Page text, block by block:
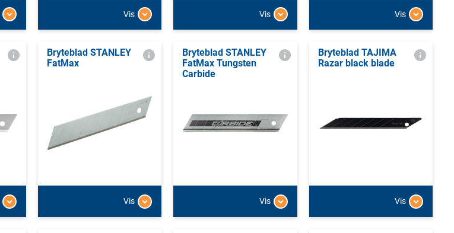
Vis Vis Vis
Bryteblad STANLEY
FatMax
Vis
Bryteblad STANLEY
FatMax Tungsten
Carbide
Vis
Bryteblad TAJIMA
Razar black blade
Vis